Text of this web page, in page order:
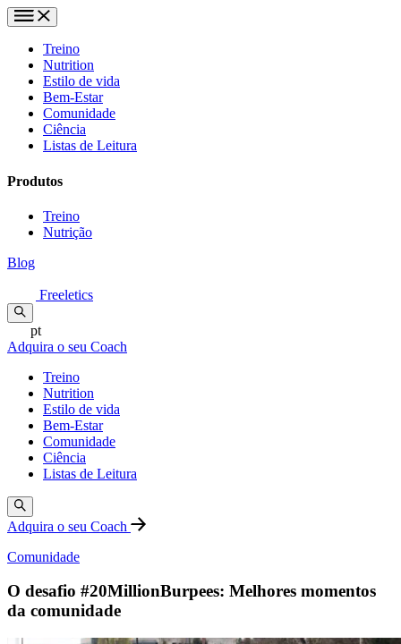
Treino
Nutrition
Estilo de vida
Bem-Estar
Comunidade
Ciência
Listas de Leitura
Produtos
Treino
Nutrição
Blog
Freeletics
pt
Adquira o seu Coach
Treino
Nutrition
Estilo de vida
Bem-Estar
Comunidade
Ciência
Listas de Leitura
Adquira o seu Coach
Comunidade
O desafio #20MillionBurpees: Melhores momentos
da comunidade